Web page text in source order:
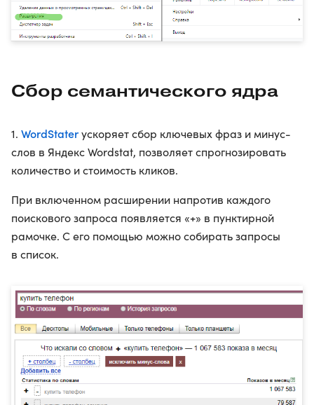
Сбор семантического ядра
1. WordStaterускоряет сбор ключевых фраз и минус-
слов в Яндекс Wordstat, позволяет спрогнозировать
количество и стоимость кликов.
При включенном расширении напротив каждого
поискового запроса появляется «+» в пунктирной
рамочке. С его помощью можно собирать запросы
в список.